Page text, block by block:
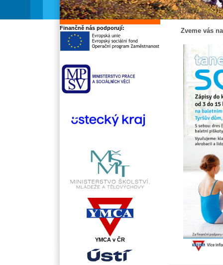
Zveme vás
Finančně nás podporují:
YMCA v ČR